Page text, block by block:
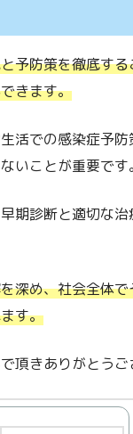
予防策を徹底す
きます。
活での感染症予防
いことが重要です。
期診断と適切な治
深め、社会全体
す。
頂きありがとうご